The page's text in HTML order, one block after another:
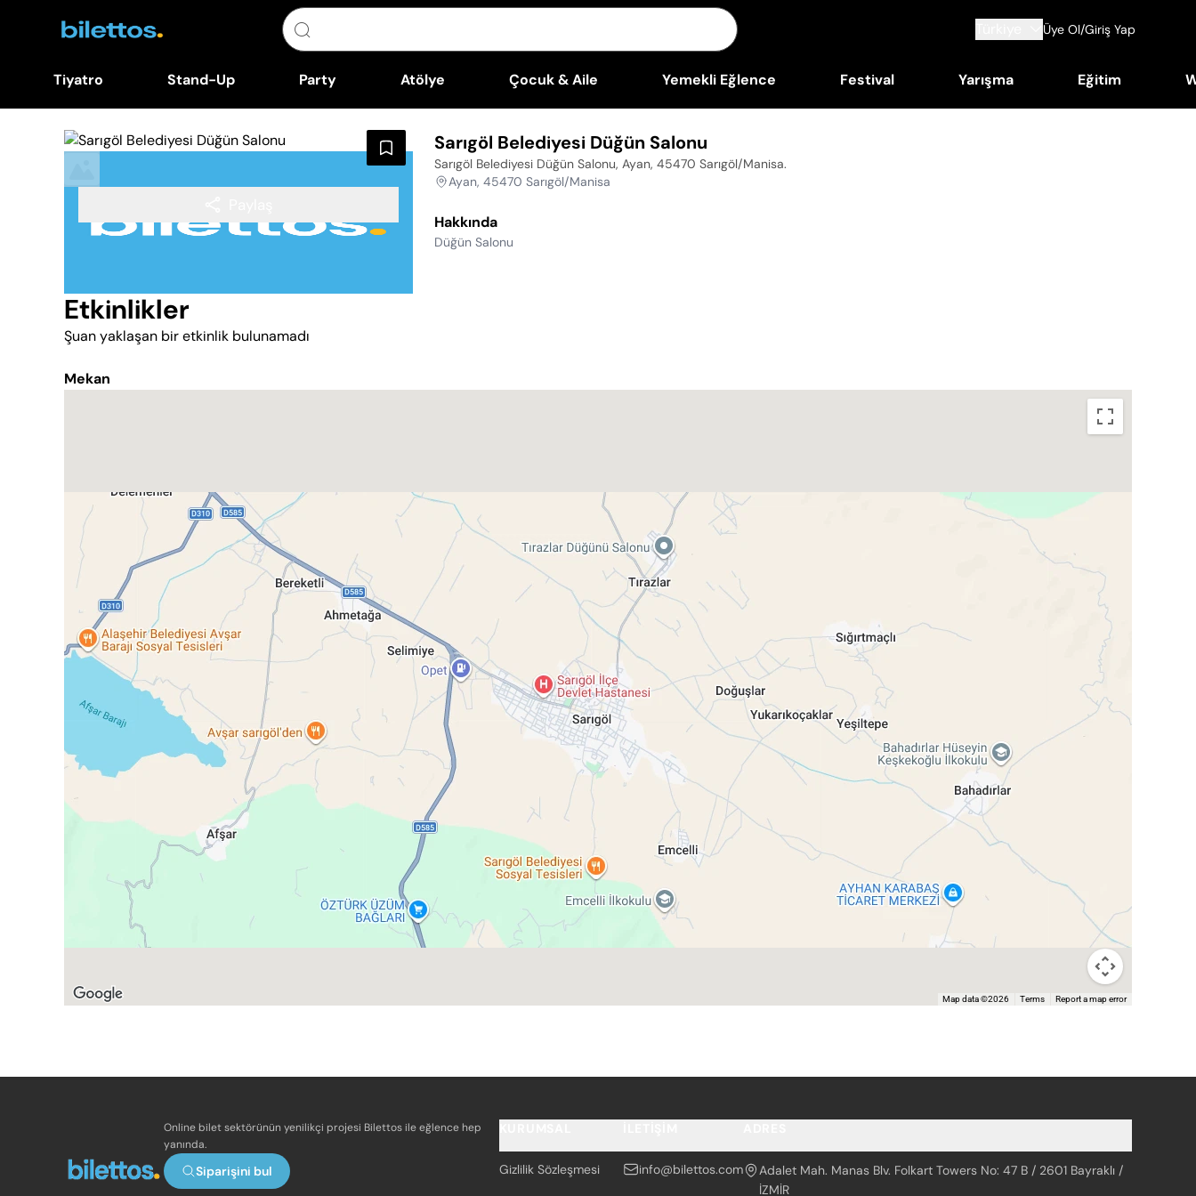
Üye Ol/Giriş Yap
Tiyatro Stand-Up Party Atölye Çocuk & Aile Yemekli Eğlence Festival Yarışma Eğitim
Sarıgöl Belediyesi Düğün Salonu
Sarıgöl Belediyesi Düğün Salonu, Ayan, 45470 Sarıgöl/Manisa.
Ayan, 45470 Sarıgöl/Manisa
Etkinlikler
Şuan yaklaşan bir etkinlik bulunamadı
Hakkında
Düğün Salonu
Mekan
Map data ©2026 Terms Report a map error
Online bilet sektörünün yenilikçi projesi Bilettos ile eğlence hep
yanında.
Siparişini bul Gizlilik Sözleşmesi info@bilettos.com
Adalet Mah. Manas Blv. Folkart Towers No: 47 B / 2601 Bayraklı /
İZMİR